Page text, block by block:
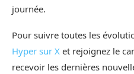
journée.
Pour suivre toutes les
Hyper sur X et rejoignez le
recevoir les dernières